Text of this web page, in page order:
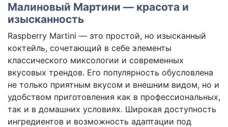
Малиновый Мартини — красота и
изысканность
Raspberry Martini — это простой, но изысканный
коктейль, сочетающий в себе элементы
классического миксологии и современных
вкусовых трендов. Его популярность обусловлена
не только приятным вкусом и внешним видом, но и
удобством приготовления как в профессиональных,
так и в домашних условиях. Широкая доступность
ингредиентов и возможность адаптации под